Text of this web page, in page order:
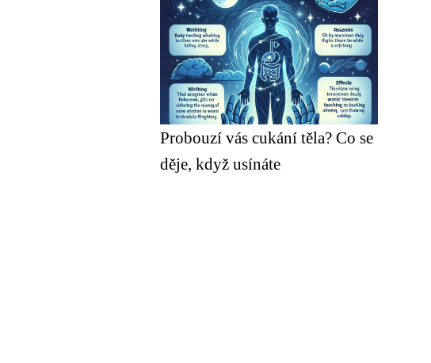
Probouzí vás cukání těla? Co se
děje, když usínáte